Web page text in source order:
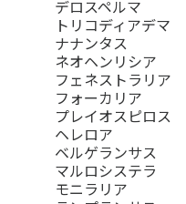
デロスペルマ
トリコディアデマ
ナナンタス
ネオヘンリシア
フェネストラリア
フォーカリア
プレイオスピロス
ヘレロア
ベルゲランサス
マルロシステラ
モニラリア